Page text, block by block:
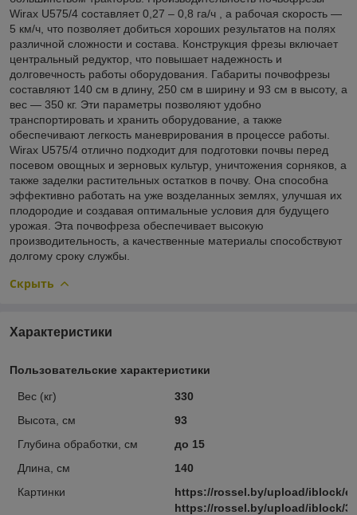
Wirax U575/4 составляет 0,27 – 0,8 га/ч , а рабочая скорость —
5 км/ч, что позволяет добиться хороших результатов на полях
различной сложности и состава. Конструкция фрезы включает
центральный редуктор, что повышает надежность и
долговечность работы оборудования. Габариты почвофрезы
составляют 140 см в длину, 250 см в ширину и 93 см в высоту, а
вес — 350 кг. Эти параметры позволяют удобно
транспортировать и хранить оборудование, а также
обеспечивают легкость маневрирования в процессе работы.
Wirax U575/4 отлично подходит для подготовки почвы перед
посевом овощных и зерновых культур, уничтожения сорняков, а
также заделки растительных остатков в почву. Она способна
эффективно работать на уже возделанных землях, улучшая их
плодородие и создавая оптимальные условия для будущего
урожая. Эта почвофреза обеспечивает высокую
производительность, а качественные материалы способствуют
долгому сроку службы.
Скрыть
Характеристики
Пользовательские характеристики
Вес (кг)
330
Высота, см
93
Глубина обработки, см
до 15
Длина, см
140
Картинки
https://rossel.by/upload/iblock/
https://rossel.by/upload/iblock/